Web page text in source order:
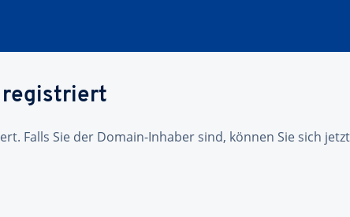
registriert
Falls Sie der Domain-Inhaber sind, können Sie sich